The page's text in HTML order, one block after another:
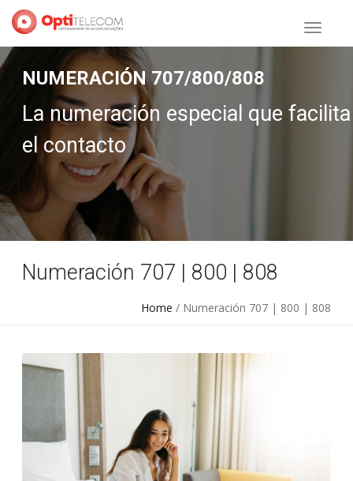
NUMERACIÓN 707/800/808
La numeración especial que facilita
el contacto
Numeración 707 | 800 | 808
Home / Numeración 707 | 800 | 808